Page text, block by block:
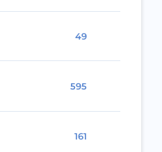
49
595
161